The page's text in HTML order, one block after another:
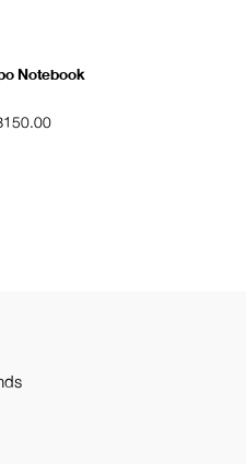
Notebook
150.00